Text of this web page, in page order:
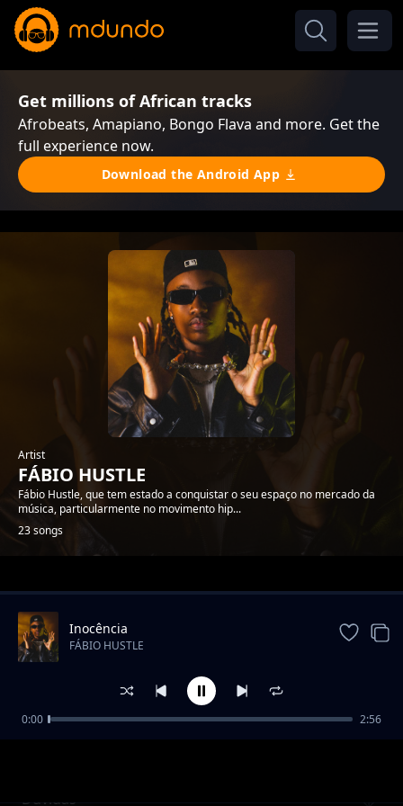
Get millions of African tracks
Afrobeats, Amapiano, Bongo Flava and more. Get the
full experience now.
Download the Android App
Artist
FÁBIO HUSTLE
Fábio Hustle, que tem estado a conquistar o seu espaço no mercado da
música, particularmente no movimento hip...
23 songs
Trending
Dúvidas
Inocência
FÁBIO HUSTLE
0:00 2:56